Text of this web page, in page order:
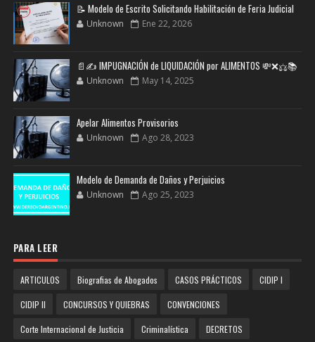
📝 Modelo de Escrito Solicitando Habilitación de Feria Judicial
Unknown Ene 22, 2026
📄✍️ IMPUGNACIÓN de LIQUIDACIÓN por ALIMENTOS 💸❌⚖️📚
Unknown May 14, 2025
Apelar Alimentos Provisorios
Unknown Ago 28, 2023
Modelo de Demanda de Daños y Perjuicios
Unknown Ago 25, 2023
PARA LEER
ARTICULOS Biografias de Abogados CASOS PRÁCTICOS CIDIP I
CIDIP II CONCURSOS Y QUIEBRAS CONVENCIONES
Corte Internacional de Justicia Criminalística DECRETOS